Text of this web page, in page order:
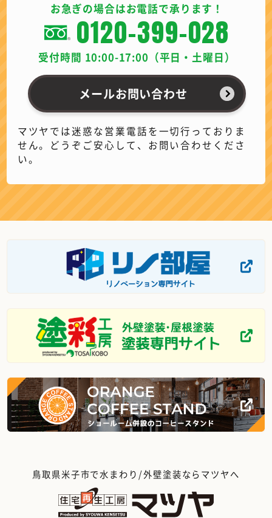
お急ぎの場合はお電話で承ります！
0120-399-028
受付時間 10:00-17:00（平日・土曜日）
メールお問い合わせ
マツヤでは迷惑な営業電話を一切行っておりま
せん。どうぞご安心して、お問い合わせくださ
い。
鳥取県米子市で水まわり/外壁塗装ならマツヤへ